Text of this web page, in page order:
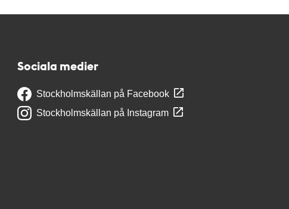
Sociala medier
Stockholmskällan på Facebook
Stockholmskällan på Instagram